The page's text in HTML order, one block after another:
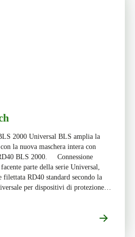
2000 Universal BLS amplia la
la nuova maschera intera con
BLS 2000. Connessione
parte della serie Universal,
filettata RD40 standard secondo la
per dispositivi di protezione